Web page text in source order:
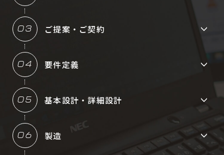
03 ご提案・ ご契約
04 要件定義
05 基本設計・詳細設計
06 製造